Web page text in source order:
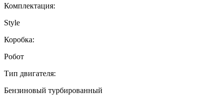
Комплектация:
Style
Коробка:
Робот
Тип двигателя:
Бензиновый турбированный